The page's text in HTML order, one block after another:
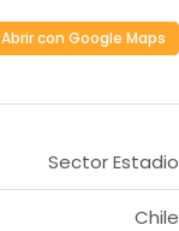
Abrir con Google Maps
Sector Estadio
Chile